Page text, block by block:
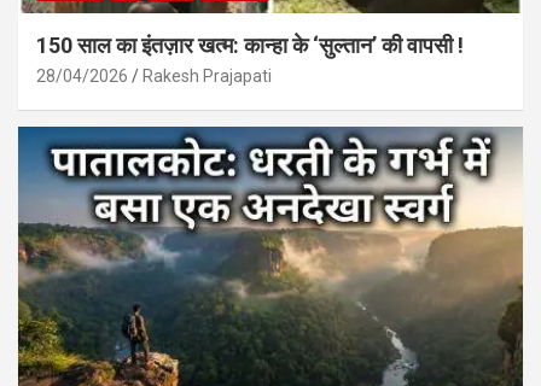
150 साल का इंतज़ार खत्म: कान्हा के ‘सुल्तान’ की वापसी !
28/04/2026 Rakesh Prajapati